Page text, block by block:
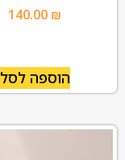
140.00 ₪
הוספה לסל